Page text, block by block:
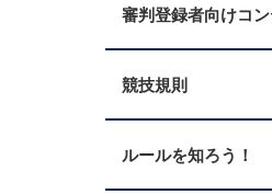
審判登録者向けコ
競技規則
ルールを知ろう！